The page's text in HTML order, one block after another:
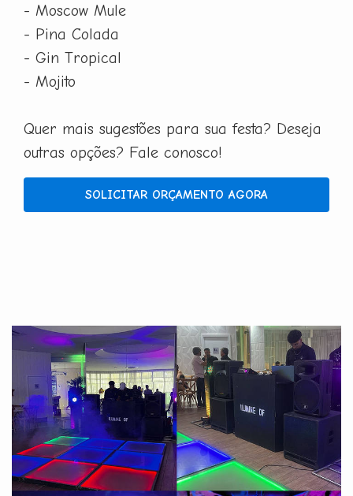
- Moscow Mule
- Pina Colada
- Gin Tropical
- Mojito
Quer mais sugestões para sua festa? Deseja
outras opções? Fale conosco!
SOLICITAR ORÇAMENTO AGORA